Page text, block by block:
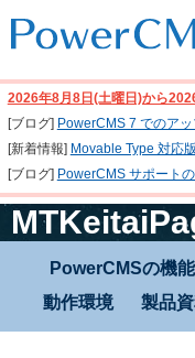
2026年8月8日(土曜日)から
[ブログ] PowerCMS 7 でのア
[新着情報] Movable Type 対応
[ブログ] PowerCMS サポート
PowerCMSの機能
動作環境
製品